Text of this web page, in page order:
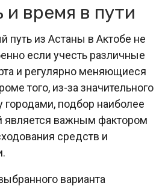
время в пути
путь из Астаны в Актобе не
если учесть различные
и регулярно меняющиеся
того, из-за значительного
подбор наиболее
является важным фактором
средств и
варианта